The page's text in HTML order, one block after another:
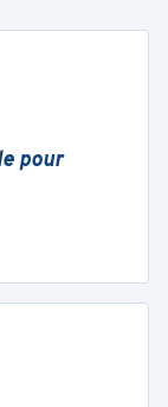
pour